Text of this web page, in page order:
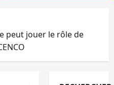
peut jouer le rôle de